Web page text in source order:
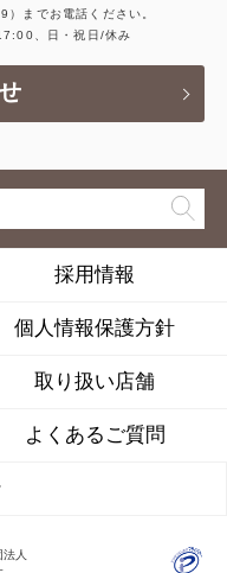
）
までお電話ください。
、日・祝日/休み
採用情報
個人情報保護方針
取り扱い店舗
よくあるご質問
人